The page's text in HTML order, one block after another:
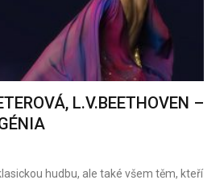
L.V.BEETHOVEN –
hudbu, ale také všem těm, kteří